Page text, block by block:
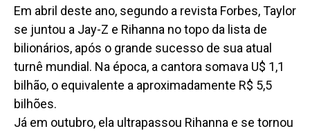
Em abril deste ano, segundo a revista Forbes, Taylor
se juntou a Jay-Z e Rihanna no topo da lista de
bilionários, após o grande sucesso de sua atual
turnê mundial. Na época, a cantora somava U$ 1,1
bilhão, o equivalente a aproximadamente R$ 5,5
bilhões.
Já em outubro, ela ultrapassou Rihanna e se tornou